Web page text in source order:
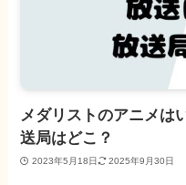
メダリストのアニメは
送局はどこ？
2023年5月18日 2025年9月30日